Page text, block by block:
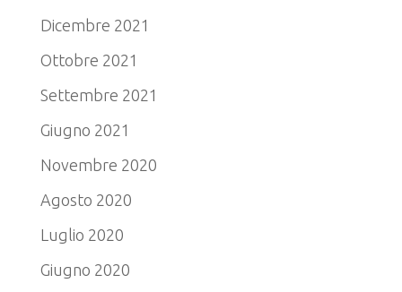
Dicembre 2021
Ottobre 2021
Settembre 2021
Giugno 2021
Novembre 2020
Agosto 2020
Luglio 2020
Giugno 2020